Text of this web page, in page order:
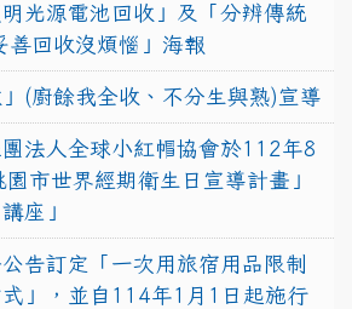
光源電池回收」及「分辨傳統
善回收沒煩惱」海報
」(廚餘我全收、不分生與熟)宣導
法人全球小紅帽協會於112年8
市世界經期衛生日宣導計畫」
座」
告訂定「一次用旅宿用品限制
」，並自114年1月1日起施行